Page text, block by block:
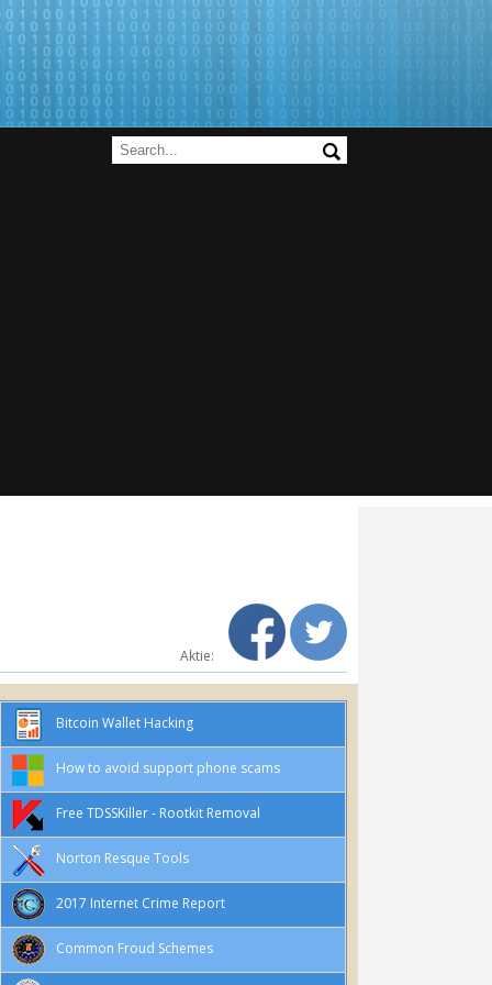
Aktie:
Bitcoin Wallet Hacking
How to avoid support phone scams
Free TDSSKiller - Rootkit Removal
Norton Resque Tools
2017 Internet Crime Report
Common Froud Schemes